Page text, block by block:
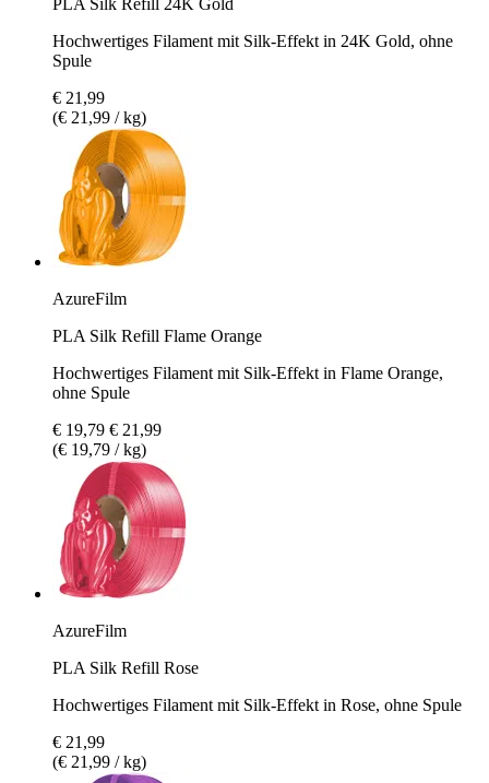
Hochwertiges Filament mit Silk-Effekt in 24K Gold, ohne
Spule
€ 21,99
(€ 21,99 / kg)
AzureFilm
PLA Silk Refill Flame Orange
Hochwertiges Filament mit Silk-Effekt in Flame Orange,
ohne Spule
€ 19,79 € 21,99
(€ 19,79 / kg)
AzureFilm
PLA Silk Refill Rose
Hochwertiges Filament mit Silk-Effekt in Rose, ohne Spule
€ 21,99
(€ 21,99 / kg)